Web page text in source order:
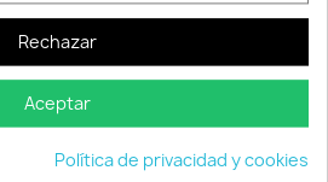
21 00
días
07
horas
50
min.
21
seg.
Rechazar
Aceptar
Política de privacidad y cookies